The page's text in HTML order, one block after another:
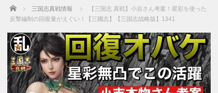
Home 三国志真戦情報
【三国志 真戦】小吉さん考案！星彩を使った
反撃編制の回復量がえぐい！【三國志】【三国志战略版】1341